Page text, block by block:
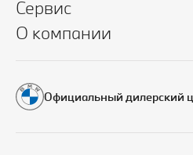
Сервис
О компании
Официальный дилерский